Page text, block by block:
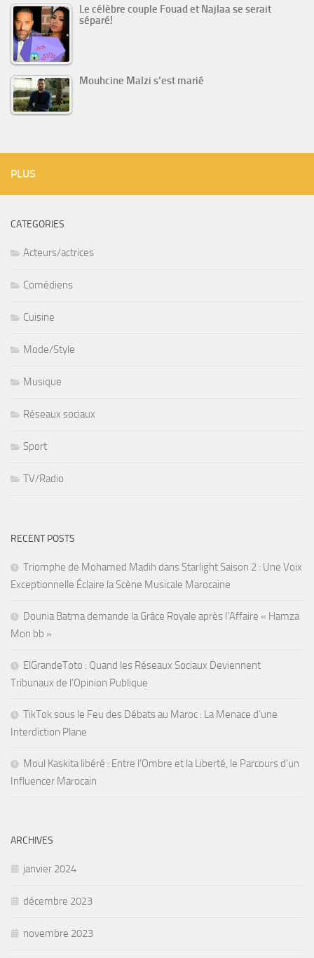
Le célèbre couple Fouad et Najlaa se serait
séparé!
Mouhcine Malzi s’est marié
PLUS
CATEGORIES
Acteurs/actrices
Comédiens
Cuisine
Mode/Style
Musique
Réseaux sociaux
Sport
TV/Radio
RECENT POSTS
Triomphe de Mohamed Madih dans Starlight Saison 2 : Une Voix
Exceptionnelle Éclaire la Scène Musicale Marocaine
Dounia Batma demande la Grâce Royale après l’Affaire « Hamza
Mon bb »
ElGrandeToto : Quand les Réseaux Sociaux Deviennent
Tribunaux de l’Opinion Publique
TikTok sous le Feu des Débats au Maroc : La Menace d’une
Interdiction Plane
Moul Kaskita libéré : Entre l’Ombre et la Liberté, le Parcours d’un
Influencer Marocain
ARCHIVES
janvier 2024
décembre 2023
novembre 2023